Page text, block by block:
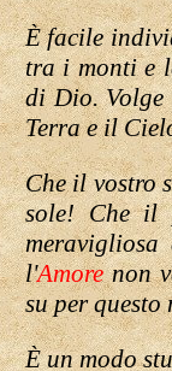
È facile
tra i monti e
di Dio. Volge
Terra e il
Che il vostro
sole! Che il
l'Amorenon
su per
È un modo